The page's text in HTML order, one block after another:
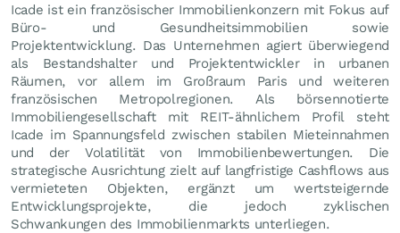
Icade ist ein französischer Immobilienkonzern mit Fokus auf
Büro- und Gesundheitsimmobilien sowie
Projektentwicklung. Das Unternehmen agiert überwiegend
als Bestandshalter und Projektentwickler in urbanen
Räumen, vor allem im Großraum Paris und weiteren
französischen Metropolregionen. Als börsennotierte
Immobiliengesellschaft mit REIT-ähnlichem Profil steht
Icade im Spannungsfeld zwischen stabilen Mieteinnahmen
und der Volatilität von Immobilienbewertungen. Die
strategische Ausrichtung zielt auf langfristige Cashflows aus
vermieteten Objekten, ergänzt um wertsteigernde
Entwicklungsprojekte, die jedoch zyklischen
Schwankungen des Immobilienmarkts unterliegen.